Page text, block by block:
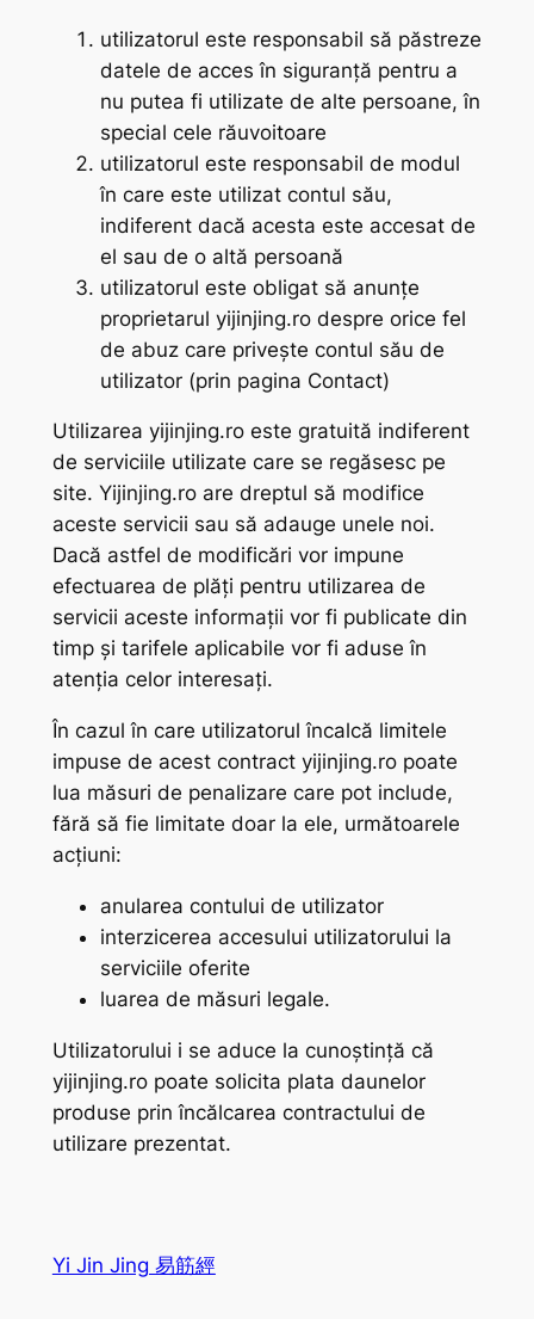
utilizatorul este responsabil să păstreze
datele de acces în siguranță pentru a
nu putea fi utilizate de alte persoane, în
special cele răuvoitoare
utilizatorul este responsabil de modul
în care este utilizat contul său,
indiferent dacă acesta este accesat de
el sau de o altă persoană
utilizatorul este obligat să anunțe
proprietarul yijinjing.ro despre orice fel
de abuz care privește contul său de
utilizator (prin pagina Contact)
Utilizarea yijinjing.ro este gratuită indiferent
de serviciile utilizate care se regăsesc pe
site. Yijinjing.ro are dreptul să modifice
aceste servicii sau să adauge unele noi.
Dacă astfel de modificări vor impune
efectuarea de plăți pentru utilizarea de
servicii aceste informații vor fi publicate din
timp și tarifele aplicabile vor fi aduse în
atenția celor interesați.
În cazul în care utilizatorul încalcă limitele
impuse de acest contract yijinjing.ro poate
lua măsuri de penalizare care pot include,
fără să fie limitate doar la ele, următoarele
acțiuni:
anularea contului de utilizator
interzicerea accesului utilizatorului la
serviciile oferite
luarea de măsuri legale.
Utilizatorului i se aduce la cunoștință că
yijinjing.ro poate solicita plata daunelor
produse prin încălcarea contractului de
utilizare prezentat.
Yi Jin Jing 易筋經